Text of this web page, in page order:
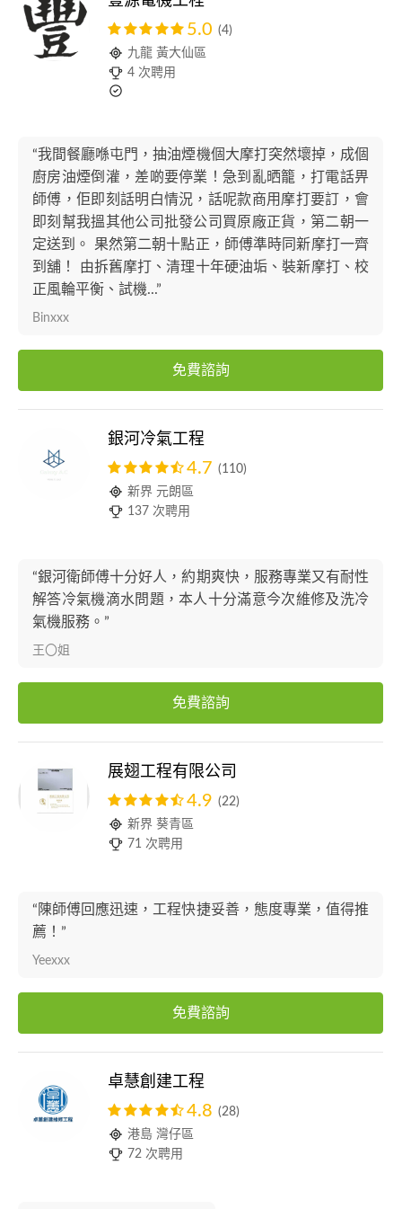
5.0 (4)
九龍 黃大仙區
4 次聘用
“我間餐廳喺屯門，抽油煙機個大摩打突然壞掉，成個
廚房油煙倒灌，差啲要停業！急到亂晒籠，打電話畀
師傅，佢即刻話明白情況，話呢款商用摩打要訂，會
即刻幫我搵其他公司批發公司買原廠正貨，第二朝一
定送到。 果然第二朝十點正，師傅準時同新摩打一齊
到舖！ 由拆舊摩打、清理十年硬油垢、裝新摩打、校
正風輪平衡、試機...”
Binxxx
免費諮詢
銀河冷氣工程
4.7 (110)
新界 元朗區
137 次聘用
“銀河衛師傅十分好人，約期爽快，服務專業又有耐性
解答冷氣機滴水問題，本人十分滿意今次維修及洗冷
氣機服務。”
王〇姐
免費諮詢
展翅工程有限公司
4.9 (22)
新界 葵青區
71 次聘用
“陳師傅回應迅速，工程快捷妥善，態度專業，值得推
薦！”
Yeexxx
免費諮詢
卓慧創建工程
4.8 (28)
港島 灣仔區
72 次聘用